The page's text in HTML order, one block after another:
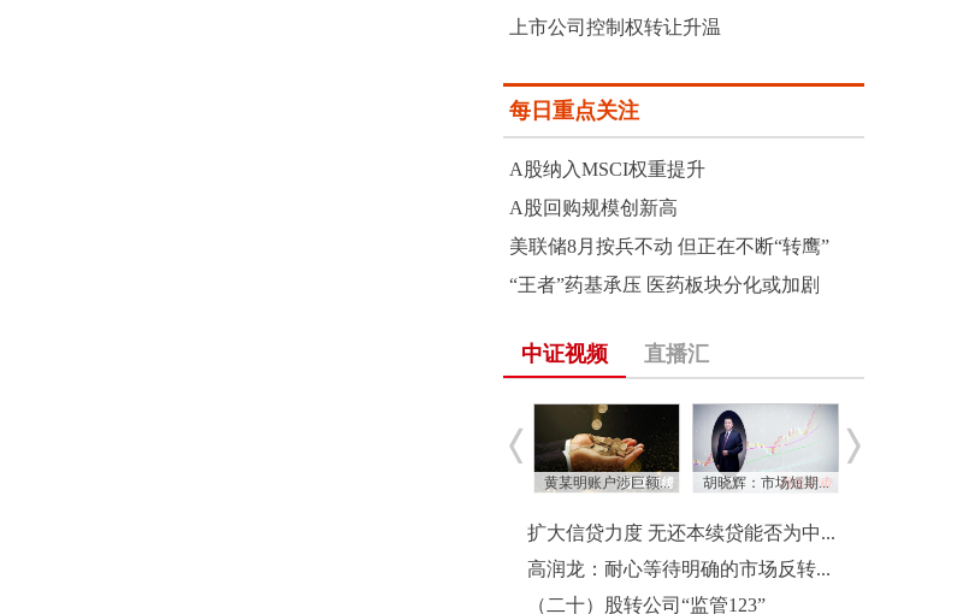
上市公司控制权转让升温
每日重点关注
A股纳入MSCI权重提升
A股回购规模创新高
美联储8月按兵不动 但正在不断“转鹰”
“王者”药基承压 医药板块分化或加剧
中证视频 直播汇
黄某明账户涉巨额... 胡晓辉：市场短期...
扩大信贷力度 无还本续贷能否为中...
高润龙：耐心等待明确的市场反转...
（二十）股转公司“监管123”